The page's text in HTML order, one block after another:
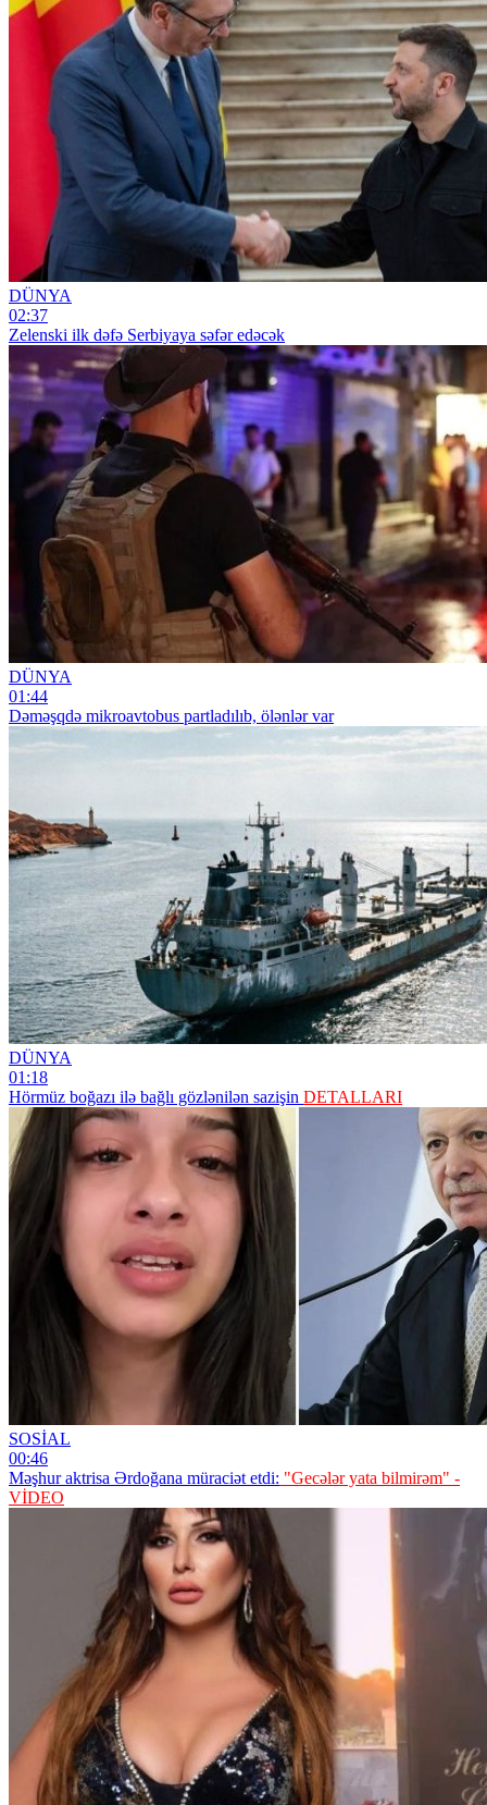
DÜNYA
02:37
Zelenski ilk dəfə Serbiyaya səfər edəcək
DÜNYA
01:44
Dəməşqdə mikroavtobus partladılıb, ölənlər var
DÜNYA
01:18
Hörmüz boğazı ilə bağlı gözlənilən sazişin DETALLARI
SOSİAL
00:46
Məşhur aktrisa Ərdoğana müraciət etdi: "Gecələr yata bilmirəm" -
VİDEO